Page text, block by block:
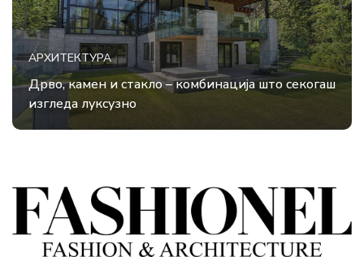
АРХИТЕКТУРА
Дрво, камен и стакло – комбинација што секогаш
изгледа луксузно